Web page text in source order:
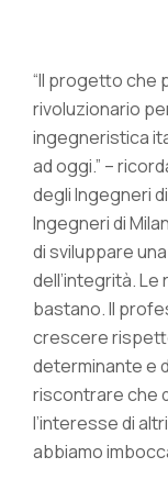
“Il progetto che
rivoluzionario
ingegneristica
ad oggi.” –
degli Ingegneri
Ingegneri di
di sviluppare
dell’integrità.
bastano. Il
crescere
determinante e
riscontrare che
l’interesse di
abbiamo